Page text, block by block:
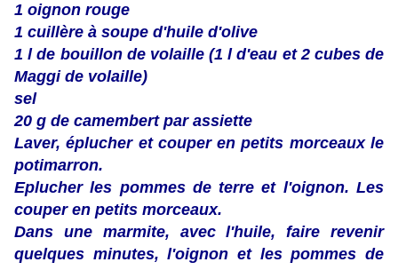
1 oignon rouge
1 cuillère à soupe d'huile d'olive
1 l de bouillon de volaille (1 l d'eau et 2 cubes de
Maggi de volaille)
sel
20 g de camembert par assiette
Laver, éplucher et couper en petits morceaux le
potimarron.
Eplucher les pommes de terre et l'oignon. Les
couper en petits morceaux.
Dans une marmite, avec l'huile, faire revenir
quelques minutes, l'oignon et les pommes de